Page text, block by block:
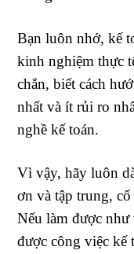
Bạn luôn nhớ, kế
kinh nghiệm thực
chắn, biết cách
nhất và ít rủi ro
nghề kế toán.
Vì vậy, hãy luôn
ơn và tập trung,
Nếu làm được như
được công việc kế